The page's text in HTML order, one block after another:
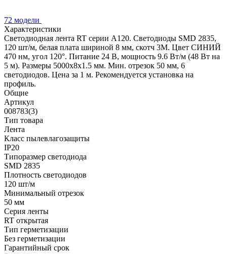
72 модели
Характеристики
Светодиодная лента RT серии A120. Светодиоды SMD 2835,
120 шт/м, белая плата шириной 8 мм, скотч 3M. Цвет СИНИЙ
470 нм, угол 120°. Питание 24 В, мощность 9.6 Вт/м (48 Вт на
5 м). Размеры 5000x8x1.5 мм. Мин. отрезок 50 мм, 6
светодиодов. Цена за 1 м. Рекомендуется установка на
профиль.
Общие
Артикул
008783(3)
Тип товара
Лента
Класс пылевлагозащиты
IP20
Типоразмер светодиода
SMD 2835
Плотность светодиодов
120 шт/м
Минимальный отрезок
50 мм
Серия ленты
RT открытая
Тип герметизации
Без герметизации
Гарантийный срок